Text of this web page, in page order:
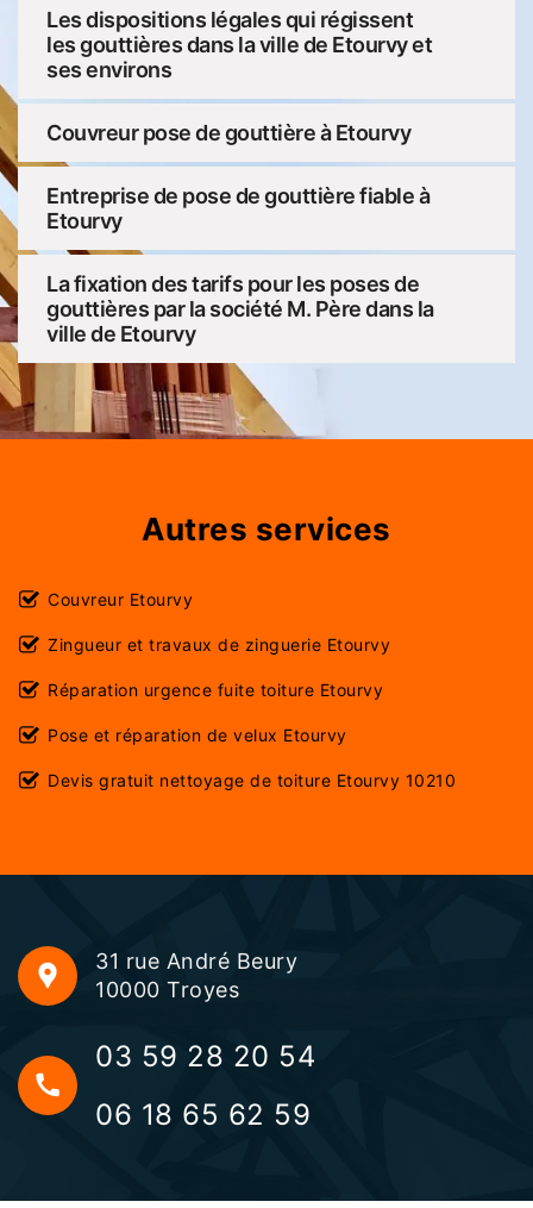
Les dispositions légales qui régissent
les gouttières dans la ville de Etourvy et
ses environs
Couvreur pose de gouttière à Etourvy
Entreprise de pose de gouttière fiable à
Etourvy
La fixation des tarifs pour les poses de
gouttières par la société M. Père dans la
ville de Etourvy
Autres services
Couvreur Etourvy
Zingueur et travaux de zinguerie Etourvy
Réparation urgence fuite toiture Etourvy
Pose et réparation de velux Etourvy
Devis gratuit nettoyage de toiture Etourvy 10210
31 rue André Beury
10000 Troyes
03 59 28 20 54
06 18 65 62 59